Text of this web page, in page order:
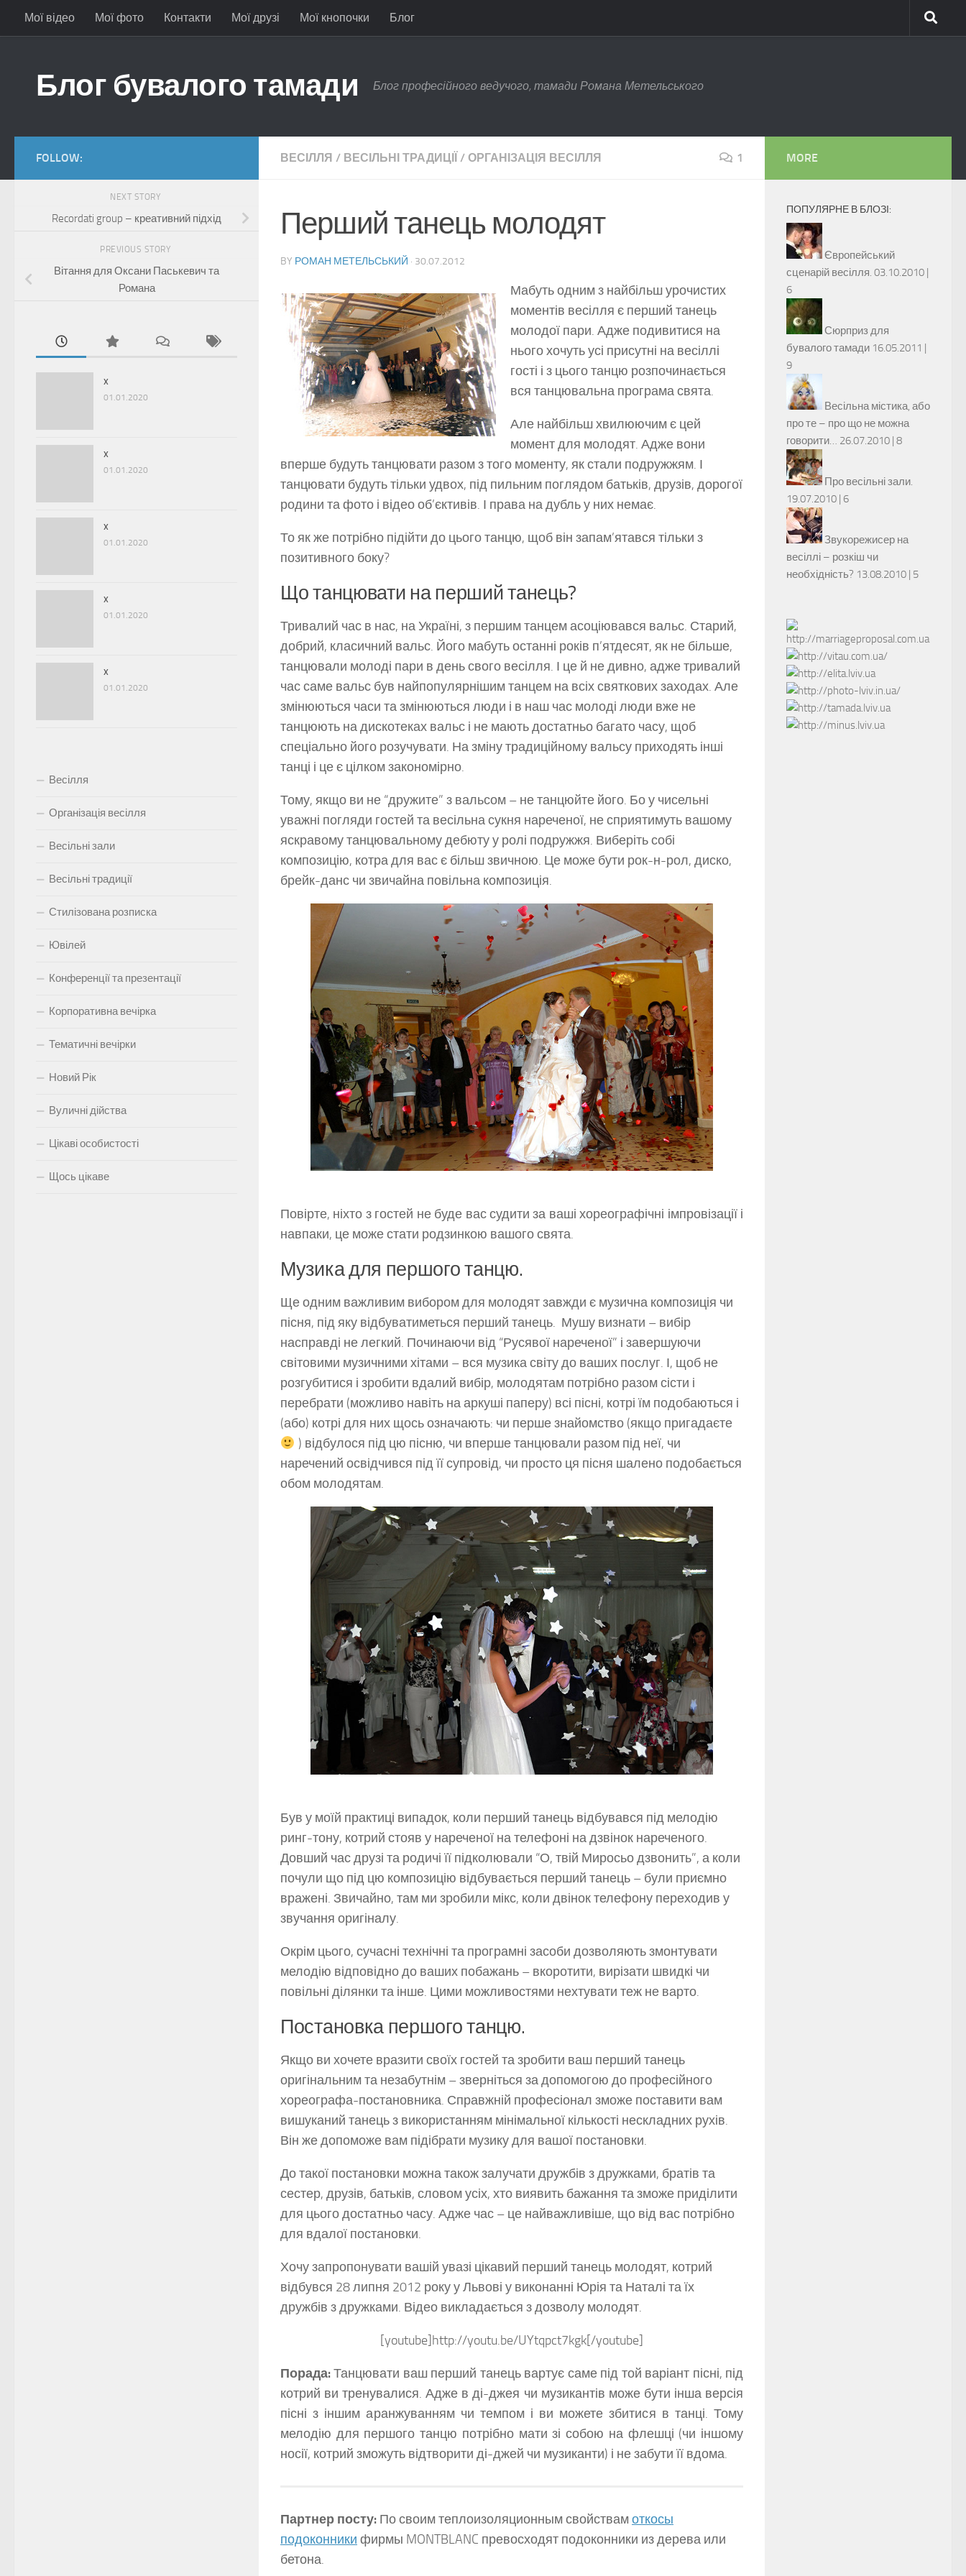
Skip to content
Мої відео Мої фото Контакти Мої друзі Мої кнопочки Блог
Блог бувалого тамади Блог професійного ведучого, тамади Романа Метельського
ВЕСІЛЛЯ / ВЕСІЛЬНІ ТРАДИЦІЇ / ОРГАНІЗАЦІЯ ВЕСІЛЛЯ 1
Перший танець молодят
BY РОМАН МЕТЕЛЬСЬКИЙ · 30.07.2012
Мабуть одним з найбільш урочистих
моментів весілля є перший танець
молодої пари. Адже подивитися на
нього хочуть усі присутні на весіллі
гості і з цього танцю розпочинається
вся танцювальна програма свята.
Але найбільш хвилюючим є цей
момент для молодят. Адже вони
вперше будуть танцювати разом з того моменту, як стали подружжям. І
танцювати будуть тільки удвох, під пильним поглядом батьків, друзів, дорогої
родини та фото і відео об’єктивів. І права на дубль у них немає.
То як же потрібно підійти до цього танцю, щоб він запам’ятався тільки з
позитивного боку?
Що танцювати на перший танець?
Тривалий час в нас, на Україні, з першим танцем асоціювався вальс. Старий,
добрий, класичний вальс. Його мабуть останні років п’ятдесят, як не більше,
танцювали молоді пари в день свого весілля. І це й не дивно, адже тривалий
час саме вальс був найпопулярнішим танцем на всіх святкових заходах. Але
змінюються часи та змінюються люди і в наш час молоді люди вже не
танцюють на дискотеках вальс і не мають достатньо багато часу, щоб
спеціально його розучувати. На зміну традиційному вальсу приходять інші
танці і це є цілком закономірно.
Тому, якщо ви не “дружите” з вальсом – не танцюйте його. Бо у чисельні
уважні погляди гостей та весільна сукня нареченої, не сприятимуть вашому
яскравому танцювальному дебюту у ролі подружжя. Виберіть собі
композицію, котра для вас є більш звичною. Це може бути рок-н-рол, диско,
брейк-данс чи звичайна повільна композиція.
Повірте, ніхто з гостей не буде вас судити за ваші хореографічні імпровізації і
навпаки, це може стати родзинкою вашого свята.
Музика для першого танцю.
Ще одним важливим вибором для молодят завжди є музична композиція чи
пісня, під яку відбуватиметься перший танець. Мушу визнати – вибір
насправді не легкий. Починаючи від “Русявої нареченої” і завершуючи
світовими музичними хітами – вся музика світу до ваших послуг. І, щоб не
розгубитися і зробити вдалий вибір, молодятам потрібно разом сісти і
перебрати (можливо навіть на аркуші паперу) всі пісні, котрі їм подобаються і
(або) котрі для них щось означають: чи перше знайомство (якщо пригадаєте
) відбулося під цю пісню, чи вперше танцювали разом під неї, чи
наречений освідчився під її супровід, чи просто ця пісня шалено подобається
обом молодятам.
Був у моїй практиці випадок, коли перший танець відбувався під мелодію
ринг-тону, котрий стояв у нареченої на телефоні на дзвінок нареченого.
Довший час друзі та родичі її підколювали “О, твій Миросьо дзвонить”, а коли
почули що під цю композицію відбувається перший танець – були приємно
вражені. Звичайно, там ми зробили мікс, коли двінок телефону переходив у
звучання оригіналу.
Окрім цього, сучасні технічні та програмні засоби дозволяють змонтувати
мелодію відповідно до ваших побажань – вкоротити, вирізати швидкі чи
повільні ділянки та інше. Цими можливостями нехтувати теж не варто.
Постановка першого танцю.
Якщо ви хочете вразити своїх гостей та зробити ваш перший танець
оригінальним та незабутнім – зверніться за допомогою до професійного
хореографа-постановника. Справжній професіонал зможе поставити вам
вишуканий танець з використанням мінімальної кількості нескладних рухів.
Він же допоможе вам підібрати музику для вашої постановки.
До такої постановки можна також залучати дружбів з дружками, братів та
сестер, друзів, батьків, словом усіх, хто виявить бажання та зможе приділити
для цього достатньо часу. Адже час – це найважливіше, що від вас потрібно
для вдалої постановки.
Хочу запропонувати вашій увазі цікавий перший танець молодят, котрий
відбувся 28 липня 2012 року у Львові у виконанні Юрія та Наталі та їх
дружбів з дружками. Відео викладається з дозволу молодят.
[youtube]http://youtu.be/UYtqpct7kgk[/youtube]
Порада:Танцювати ваш перший танець вартує саме під той варіант пісні, під
котрий ви тренувалися. Адже в ді-джея чи музикантів може бути інша версія
пісні з іншим аранжуванням чи темпом і ви можете збитися в танці. Тому
мелодію для першого танцю потрібно мати зі собою на флешці (чи іншому
носії, котрий зможуть відтворити ді-джей чи музиканти) і не забути її вдома.
Партнер посту: По своим теплоизоляционным свойствам откосы
подоконники фирмы MONTBLANC превосходят подоконники из дерева или
бетона.
FOLLOW:
NEXT STORY
Recordati group – креативний підхід
PREVIOUS STORY
Вітання для Оксани Паськевич та
Романа
x
01.01.2020
x
01.01.2020
x
01.01.2020
x
01.01.2020
x
01.01.2020
Весілля
Організація весілля
Весільні зали
Весільні традиції
Стилізована розписка
Ювілей
Конференції та презентації
Корпоративна вечірка
Тематичні вечірки
Новий Рік
Вуличні дійства
Цікаві особистості
Щось цікаве
MORE
ПОПУЛЯРНЕ В БЛОЗІ:
Європейський
сценарій весілля. 03.10.2010 |
6
Сюрприз для
бувалого тамади 16.05.2011 |
9
Весільна містика, або
про те – про що не можна
говорити… 26.07.2010 | 8
Про весільні зали.
19.07.2010 | 6
Звукорежисер на
весіллі – розкіш чи
необхідність? 13.08.2010 | 5